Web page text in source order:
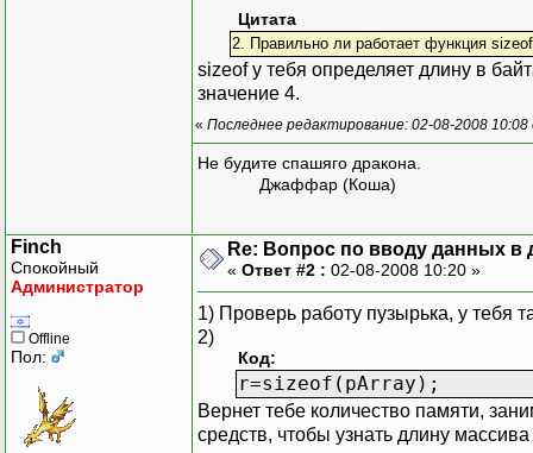
Цитата
2. Правильно ли работает функция
sizeof у тебя определяет длину в
значение 4.
« Последнее редактирование: 02-08-2008
Не будите спашяго дракона.
Джаффар (Коша)
Finch
Спокойный
Администратор
Offline
Пол:
Re: Вопрос по вводу данных в
« Ответ #2 : 02-08-2008 10:20 »
1) Проверь работу пузырька, у тебя
2)
Код:
r=sizeof(pArray);
Вернет тебе количество памяти,
средств, чтобы узнать длину